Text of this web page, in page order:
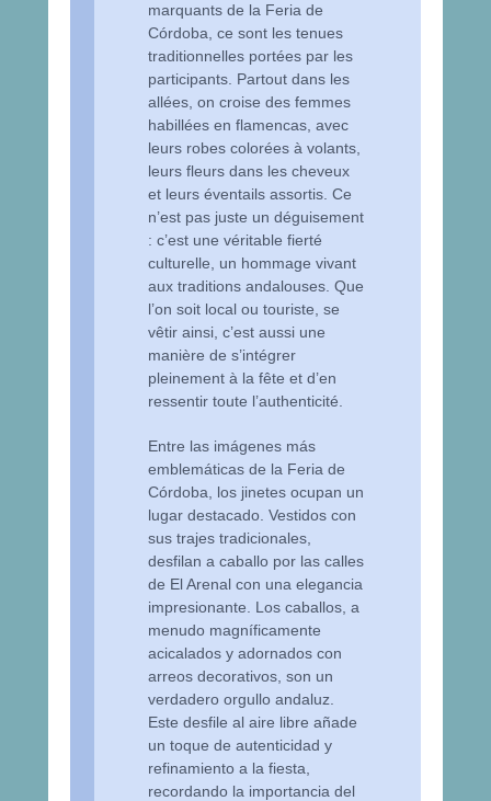
marquants de la Feria de
Córdoba, ce sont les tenues
traditionnelles portées par les
participants. Partout dans les
allées, on croise des femmes
habillées en flamencas, avec
leurs robes colorées à volants,
leurs fleurs dans les cheveux
et leurs éventails assortis. Ce
n’est pas juste un déguisement
: c’est une véritable fierté
culturelle, un hommage vivant
aux traditions andalouses. Que
l’on soit local ou touriste, se
vêtir ainsi, c’est aussi une
manière de s’intégrer
pleinement à la fête et d’en
ressentir toute l’authenticité.
Entre las imágenes más
emblemáticas de la Feria de
Córdoba, los jinetes ocupan un
lugar destacado. Vestidos con
sus trajes tradicionales,
desfilan a caballo por las calles
de El Arenal con una elegancia
impresionante. Los caballos, a
menudo magníficamente
acicalados y adornados con
arreos decorativos, son un
verdadero orgullo andaluz.
Este desfile al aire libre añade
un toque de autenticidad y
refinamiento a la fiesta,
recordando la importancia del